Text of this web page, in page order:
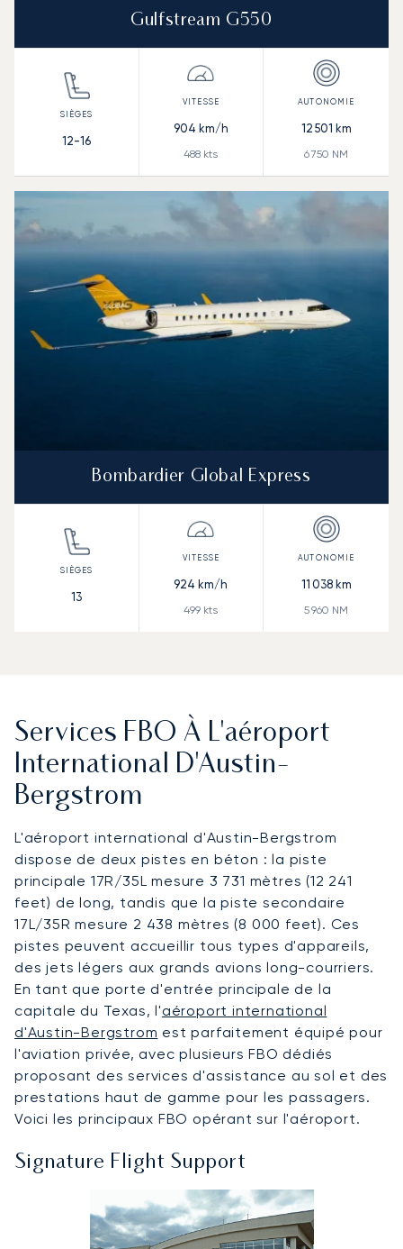
Gulfstream G550
12-16
904 km/h
488 kts
12 501 km
6 750 NM
Bombardier Global Express
13
924 km/h
499 kts
11 038km
5 960 NM
Services FBO À L'aéroport
International D'Austin-
Bergstrom
L'aéroport international d'Austin-Bergstrom
dispose de deux pistes en béton : la piste
principale 17R/35L mesure 3 731 mètres (12 241
feet) de long, tandis que la piste secondaire
17L/35R mesure 2 438 mètres (8 000 feet). Ces
pistes peuvent accueillir tous types d'appareils,
des jets légers aux grands avions long-courriers.
En tant que porte d'entrée principale de la
capitale du Texas, l'aéroport international
d'Austin-Bergstrom est parfaitement équipé pour
l'aviation privée, avec plusieurs FBO dédiés
proposant des services d'assistance au sol et des
prestations haut de gamme pour les passagers.
Voici les principaux FBO opérant sur l'aéroport.
Signature Flight Support